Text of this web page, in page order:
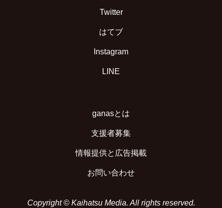
Twitter
はてブ
Instagram
LINE
ganasとは
支援者募集
情報提供と広告掲載
お問い合わせ
Copyright © Kaihatsu Media. All rights reserved.